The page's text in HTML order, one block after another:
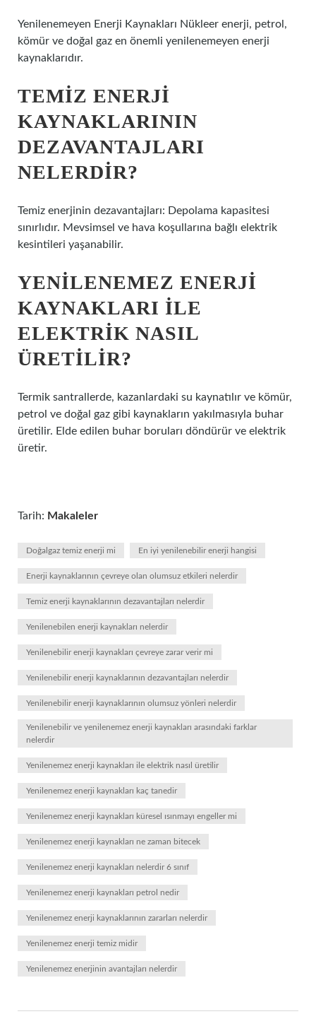
Yenilenemeyen Enerji Kaynakları Nükleer enerji, petrol,
kömür ve doğal gaz en önemli yenilenemeyen enerji
kaynaklarıdır.
TEMIZ ENERJI
KAYNAKLARININ
DEZAVANTAJLARI
NELERDIR?
Temiz enerjinin dezavantajları: Depolama kapasitesi
sınırlıdır. Mevsimsel ve hava koşullarına bağlı elektrik
kesintileri yaşanabilir.
YENILENEMEZ ENERJI
KAYNAKLARI ILE
ELEKTRIK NASIL
ÜRETILIR?
Termik santrallerde, kazanlardaki su kaynatılır ve kömür,
petrol ve doğal gaz gibi kaynakların yakılmasıyla buhar
üretilir. Elde edilen buhar boruları döndürür ve elektrik
üretir.
Tarih: Makaleler
Doğalgaz temiz enerji mi En iyi yenilenebilir enerji hangisi
Enerji kaynaklarının çevreye olan olumsuz etkileri nelerdir
Temiz enerji kaynaklarının dezavantajları nelerdir
Yenilenebilen enerji kaynakları nelerdir
Yenilenebilir enerji kaynakları çevreye zarar verir mi
Yenilenebilir enerji kaynaklarının dezavantajları nelerdir
Yenilenebilir enerji kaynaklarının olumsuz yönleri nelerdir
Yenilenebilir ve yenilenemez enerji kaynakları arasındaki farklar
nelerdir
Yenilenemez enerji kaynakları ile elektrik nasıl üretilir
Yenilenemez enerji kaynakları kaç tanedir
Yenilenemez enerji kaynakları küresel ısınmayı engeller mi
Yenilenemez enerji kaynakları ne zaman bitecek
Yenilenemez enerji kaynakları nelerdir 6 sınıf
Yenilenemez enerji kaynakları petrol nedir
Yenilenemez enerji kaynaklarının zararları nelerdir
Yenilenemez enerji temiz midir
Yenilenemez enerjinin avantajları nelerdir